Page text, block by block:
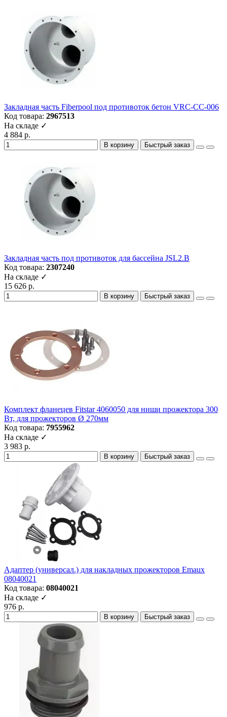
Закладная часть Fiberpool под противоток бетон VRC-CC-006
Код товара: 2967513
На складе ✓
4 884 р.
В корзину Быстрый заказ
Закладная часть под противоток для бассейна JSL2.B
Код товара: 2307240
На складе ✓
15 626 р.
В корзину Быстрый заказ
Комплект фланецев Fitstar 4060050 для ниши прожектора 300
Вт, для прожекторов Ø 270мм
Код товара: 7955962
На складе ✓
3 983 р.
В корзину Быстрый заказ
Адаптер (универсал.) для накладных прожекторов Emaux
08040021
Код товара: 08040021
На складе ✓
976 р.
В корзину Быстрый заказ